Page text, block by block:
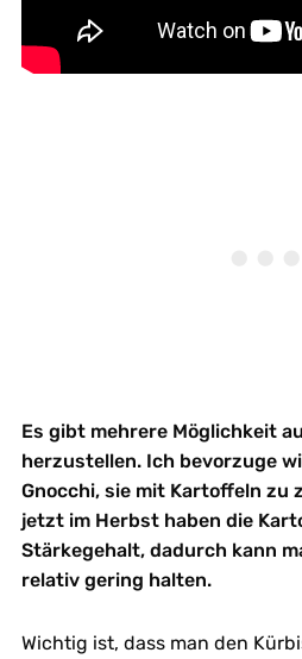
Es gibt mehrere Möglichkeit
herzustellen. Ich bevorzuge
Gnocchi, sie mit Kartoffeln zu
jetzt im Herbst haben die
Stärkegehalt, dadurch kann
relativ gering halten.
Wichtig ist, dass man den